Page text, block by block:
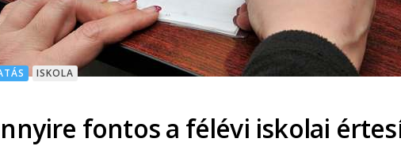
ISKOLA
fontos a félévi iskolai